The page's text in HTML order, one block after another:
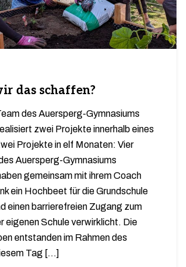
das schaffen?
des Auersperg-Gymnasiums
zwei Projekte innerhalb eines
Projekte in elf Monaten: Vier
Auersperg-Gymnasiums
gemeinsam mit ihrem Coach
ein Hochbeet für die Grundschule
einen barrierefreien Zugang zum
eigenen Schule verwirklicht. Die
entstanden im Rahmen des
Tag […]